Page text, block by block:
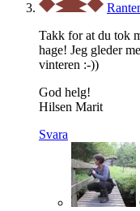
Takk for at du tok
hage! Jeg gleder
vinteren :-))
God helg!
Hilsen Marit
Svara